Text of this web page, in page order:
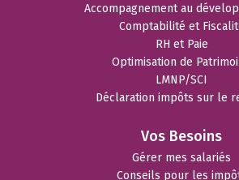
Accompagnement au
Comptabilité et
RH et Paie
Optimisation de
LMNP/SCI
Déclaration impôts sur le
Vos Besoins
Gérer mes salariés
Conseils pour les